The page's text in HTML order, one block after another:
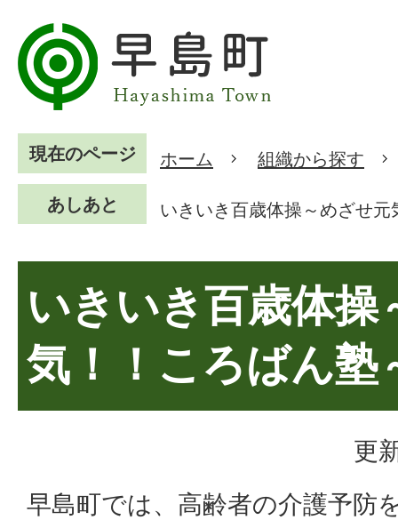
現在のページ ホーム 組織から探す
あしあと いきいき百歳体操～めざせ
いきいき百歳体操
気！！ころばん塾
更
早島町では、高齢者の介護予防